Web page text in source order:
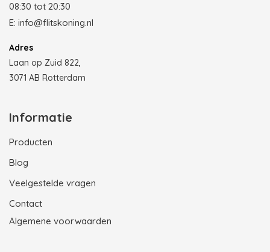
08:30 tot 20:30
E: info@flitskoning.nl
Adres
Laan op Zuid 822,
3071 AB Rotterdam
Informatie
Producten
Blog
Veelgestelde vragen
Contact
Algemene voorwaarden